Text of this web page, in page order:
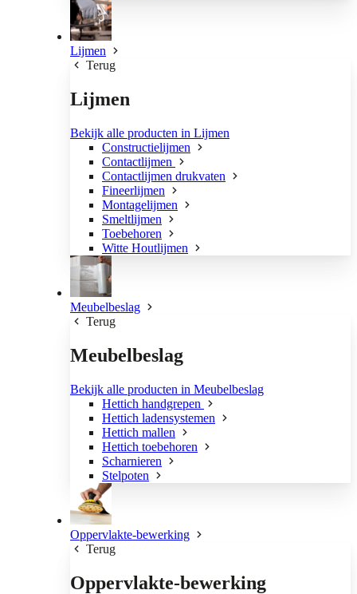
Lijmen
Terug
Lijmen
Bekijk alle producten in Lijmen
Constructielijmen
Contactlijmen
Contactlijmen drukvaten
Fineerlijmen
Montagelijmen
Smeltlijmen
Toebehoren
Witte Houtlijmen
Meubelbeslag
Terug
Meubelbeslag
Bekijk alle producten in Meubelbeslag
Hettich handgrepen
Hettich ladensystemen
Hettich mallen
Hettich toebehoren
Scharnieren
Stelpoten
Oppervlakte-bewerking
Terug
Oppervlakte-bewerking